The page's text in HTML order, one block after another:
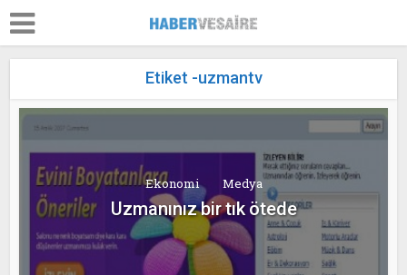
Etiket -uzmantv
Ekonomi Medya
Uzmanınız bir tık ötede